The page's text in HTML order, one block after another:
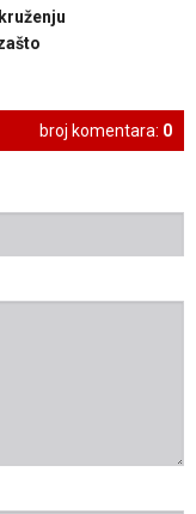
broj komentara: 0